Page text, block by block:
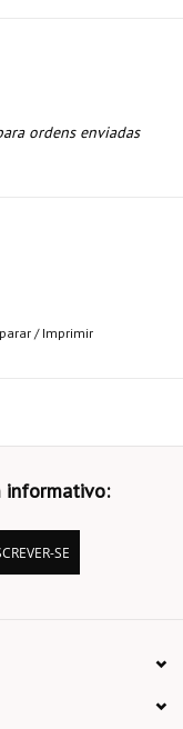
ordens enviadas
/ Imprimir
informativo:
SE